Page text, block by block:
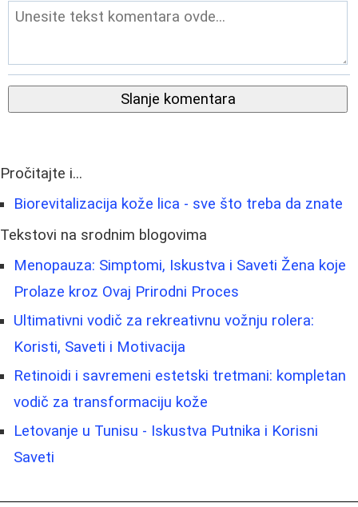
Slanje komentara
Pročitajte i...
Biorevitalizacija kože lica - sve što treba da znate
Tekstovi na srodnim blogovima
Menopauza: Simptomi, Iskustva i Saveti Žena koje
Prolaze kroz Ovaj Prirodni Proces
Ultimativni vodič za rekreativnu vožnju rolera:
Koristi, Saveti i Motivacija
Retinoidi i savremeni estetski tretmani: kompletan
vodič za transformaciju kože
Letovanje u Tunisu - Iskustva Putnika i Korisni
Saveti